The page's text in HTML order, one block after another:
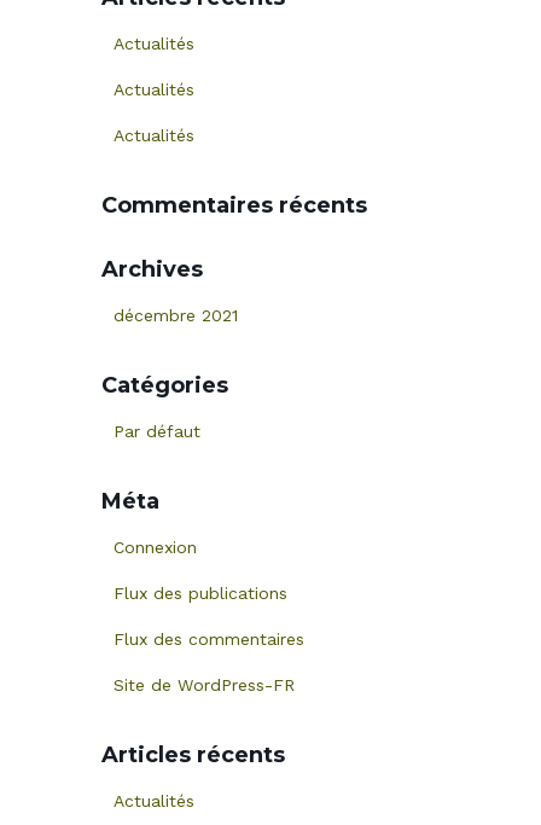
Actualités
Actualités
Actualités
Commentaires récents
Archives
décembre 2021
Catégories
Par défaut
Méta
Connexion
Flux des publications
Flux des commentaires
Site de WordPress-FR
Articles récents
Actualités